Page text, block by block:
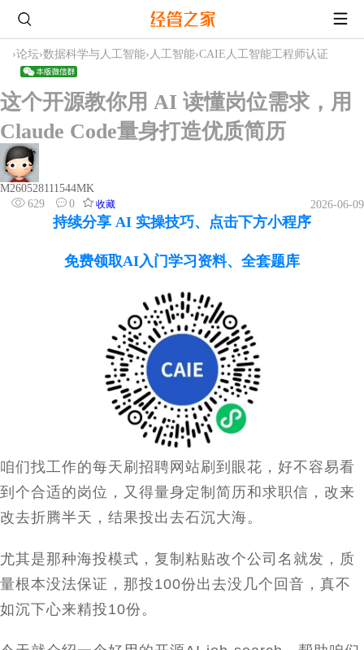
›论坛›数据科学与人工智能› 人工智能›CAIE人工智能工程师认证
这个开源教你用 AI 读懂岗位需求，用
Claude Code量身打造优质简历
M260528111544MK
629
0 收藏 2026-06-09
持续分享 AI 实操技巧、点击下方小程序
免费领取AI入门学习资料、全套题库
咱们找工作的每天刷招聘网站刷到眼花，好不容易看
到个合适的岗位，又得量身定制简历和求职信，改来
改去折腾半天，结果投出去石沉大海。
尤其是那种海投模式，复制粘贴改个公司名就发，质
量根本没法保证，那投100份出去没几个回音，真不
如沉下心来精投10份。